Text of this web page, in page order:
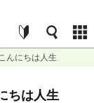
んにちは人生
ちは人生